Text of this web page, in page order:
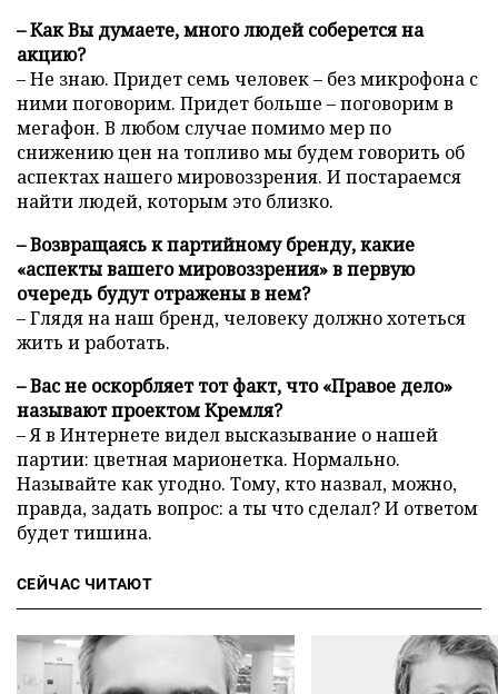
– Как Вы думаете, много людей соберется на
акцию?
– Не знаю. Придет семь человек – без микрофона с
ними поговорим. Придет больше – поговорим в
мегафон. В любом случае помимо мер по
снижению цен на топливо мы будем говорить об
аспектах нашего мировоззрения. И постараемся
найти людей, которым это близко.
– Возвращаясь к партийному бренду, какие
«аспекты вашего мировоззрения» в первую
очередь будут отражены в нем?
– Глядя на наш бренд, человеку должно хотеться
жить и работать.
– Вас не оскорбляет тот факт, что «Правое дело»
называют проектом Кремля?
– Я в Интернете видел высказывание о нашей
партии: цветная марионетка. Нормально.
Называйте как угодно. Тому, кто назвал, можно,
правда, задать вопрос: а ты что сделал? И ответом
будет тишина.
СЕЙЧАС ЧИТАЮТ